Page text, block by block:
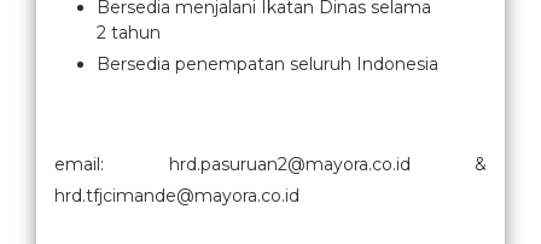
Bersedia menjalani Ikatan Dinas selama
2 tahun
Bersedia penempatan seluruh Indonesia
email: hrd.pasuruan2@mayora.co.id &
hrd.tfjcimande@mayora.co.id